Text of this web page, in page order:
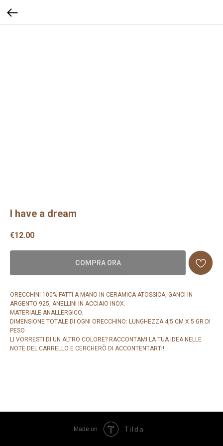
I have a dream
€12.00
COMPRA ORA
ORECCHINI 100% FATTI A MANO IN CERAMICA ATOSSICA, GANCI IN
ARGENTO 925, ANELLINI IN ACCIAIO INOX.
MATERIALE ANALLERGICO.
DIMENSIONE TOTALE DI OGNI ORECCHINO: LUNGHEZZA 4,5 CM X 5 GR DI
PESO
LI VORRESTI DI UN ALTRO COLORE? RACCONTAMI LA TUA IDEA NELLE
NOTE DEL CARRELLO E CERCHERÒ DI ACCONTENTARTI!
Made on Tilda